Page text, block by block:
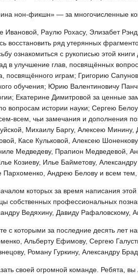
нон-фикшн» — за многочисленные
Ивановой, Раулю Рохасу, Элизабет
восстановить ряд утерянных
ознакомиться с рукописью этой
в улучшение глав, посвящённых
посвящённого играм; Григорию
обучения; Юрию Валентиновичу
Екатерине Димитровой за ценные
вопросам истории науки; Сергею
всем, чьи замечания и дополнения
Михаилу Баргу, Алексею
Касе Кульковой, Алексею
Медведеву, Прапион Медведевой,
Козиеву, Илье Байметову,
Андрею Белову и всем тем,
которых за время написания
собственных профессиональных
Ведяхину, Давиду Рафаловскому,
с которыми за последние десять лет
Альберту Ефимову, Сергею
Роману Гуркину, Александру
своей огромной команде. Ребята,